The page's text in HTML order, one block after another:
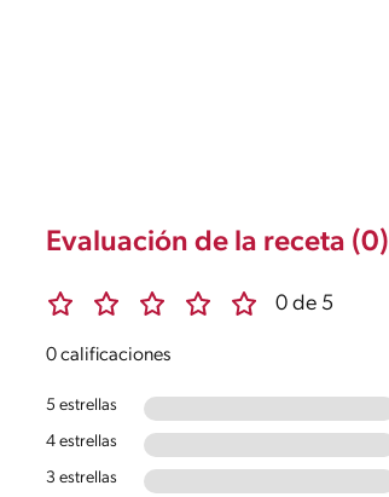
Evaluación de la receta (0)
0 de 5
0 calificaciones
5 estrellas
4 estrellas
3 estrellas